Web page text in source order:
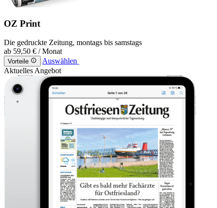
OZ Print
Die gedruckte Zeitung, montags bis samstags
ab 59,50 € / Monat
Vorteile
Auswählen
Aktuelles Angebot